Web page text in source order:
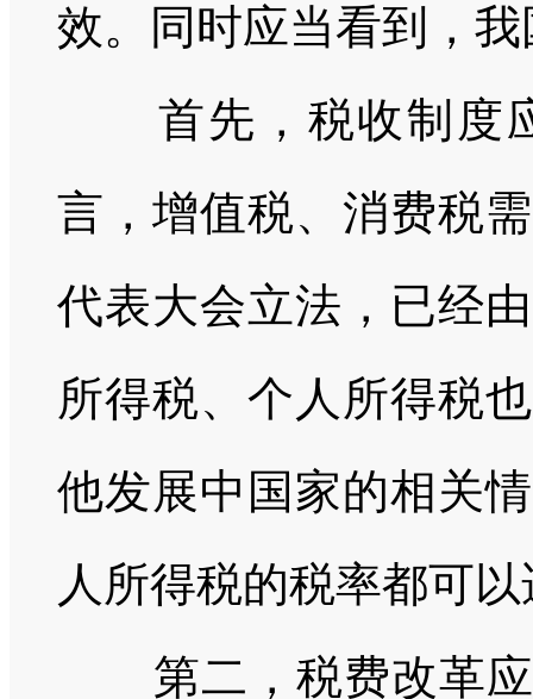
效。同时应当看到，
首先，税收制度
言，增值税、消费税
代表大会立法，已经
所得税、个人所得税
他发展中国家的相关
人所得税的税率都可
第二，税费改革